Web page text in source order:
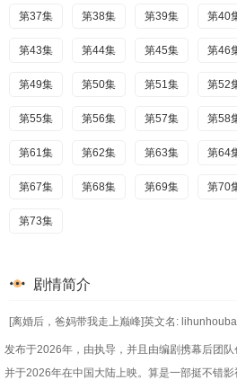
第37集 第38集 第39集 第40
第43集 第44集 第45集 第46
第49集 第50集 第51集 第52
第55集 第56集 第57集 第58
第61集 第62集 第63集 第64
第67集 第68集 第69集 第70
第73集
剧情简介
[离婚后，爸妈带我走上巅峰]英文名:
发布于2026年，由执导，并且由编剧携幕后团队
并于2026年在中国大陆上映。算是一部挺不错